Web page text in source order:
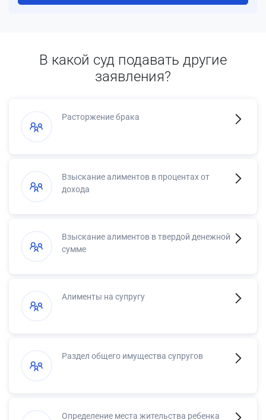
В какой суд подавать другие
заявления?
Расторжение брака
Взыскание алиментов в процентах от
дохода
Взыскание алиментов в твердой денежной
сумме
Алименты на супругу
Раздел общего имущества супругов
Определение места жительства ребенка